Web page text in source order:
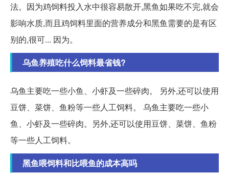
法。因为鸡饲料投入水中很容易散开,黑鱼如果吃不完,就会
影响水质,而且鸡饲料里面的营养成分和黑鱼需要的是有区
别的,很可... 因为。
乌鱼养殖吃什么饲料最省钱?
乌鱼主要吃一些小鱼、小虾及一些碎肉。 另外,还可以使用
豆饼、菜饼、鱼粉等一些人工饲料。 乌鱼主要吃一些小
鱼、小虾及一些碎肉。另外,还可以使用豆饼、菜饼、鱼粉
等一些人工饲料。
黑鱼喂饲料和比喂鱼的成本高吗